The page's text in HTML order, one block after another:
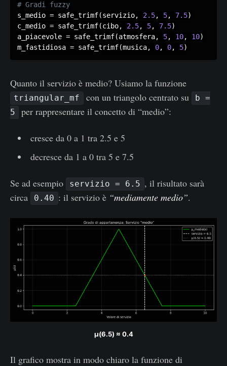
s_medio = safe_trimf(servizio, 2.5, 5, 7.5)
c_medio = safe_trimf(cibo, 2.5, 5, 7.5)
a_piacevole = safe_trimf(atmosfera, 5, 10, 10)
m_fastidiosa = safe_trimf(musica, 0, 0, 5)
Quanto il servizio è medio? Usiamo la funzione
triangular_mf con un triangolo centrato su
b =
5
per rappresentare il concetto di “medio”:
cresce da 0 a 1 tra 2.5 e 5
decresce da 1 a 0 tra 5 e 7.5
Se ad esempio servizio = 6.5 , il risultato sarà
circa
0.40 : il servizio è “mediamente medio”.
μ(6.5) ≈ 0.4
Il grafico mostra in modo chiaro la funzione di